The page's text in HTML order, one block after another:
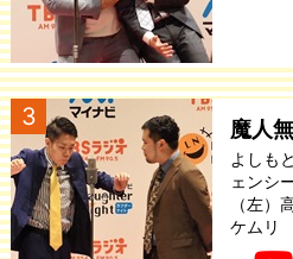
3 魔人
よしも
ェンシ
（左
ケムリ